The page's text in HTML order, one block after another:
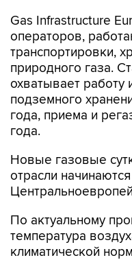
Gas Infrastructure
операторов,
транспортировки,
природного газа.
охватывает работу
подземного
года, приема и
года.
Новые газовые
отрасли
По актуальному
температура
климатической